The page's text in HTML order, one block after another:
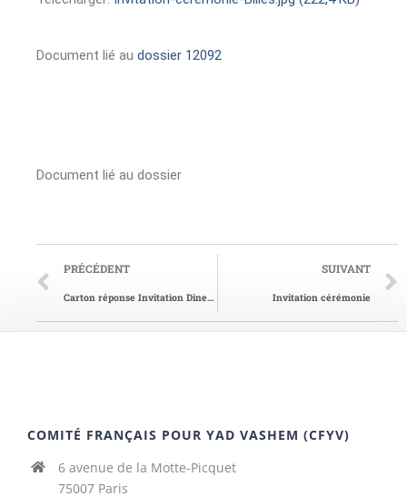
Document lié au dossier 12092
Document lié au dossier
PRÉCÉDENT
Carton réponse Invitation Diner de Gala 2013
SUIVANT
Invitation cérémonie
COMITÉ FRANÇAIS POUR YAD VASHEM (CFYV)
6 avenue de la Motte-Picquet
75007 Paris